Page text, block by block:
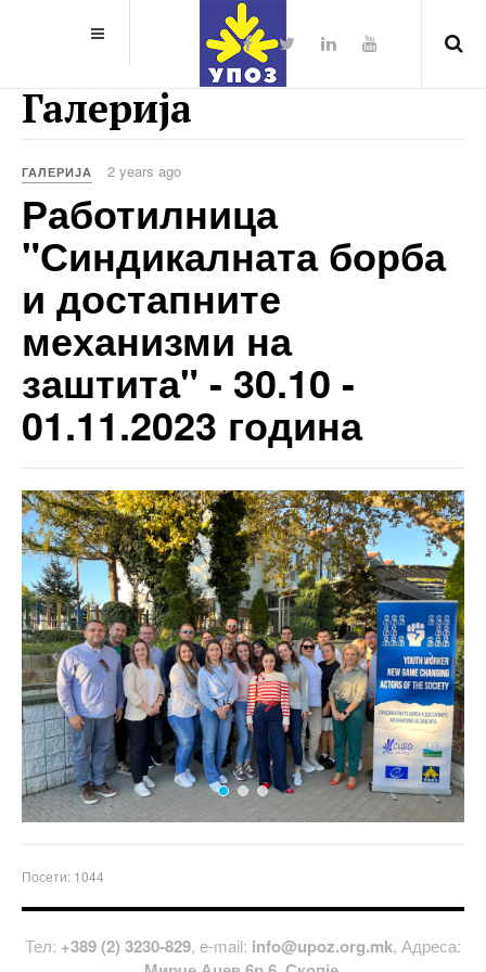
Галерија
ГАЛЕРИЈА 2 years ago
Работилница
"Синдикалната борба
и достапните
механизми на
заштита" - 30.10 -
01.11.2023 година
Previous Next
Посети: 1044
Тел: +389 (2) 3230-829, е-mail: info@upoz.org.mk, Адреса: